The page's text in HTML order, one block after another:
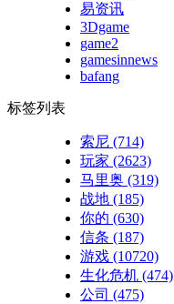
易资讯
3Dgame
game2
gamesinnews
bafang
标签列表
索尼 (714)
玩家 (2623)
马里奥 (319)
战地 (185)
你的 (630)
信条 (187)
游戏 (10720)
生化危机 (474)
公司 (475)